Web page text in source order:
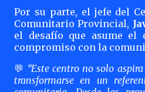
Por su parte, el jefe del
Comunitario Provincial,
el desafío que asume el
compromiso con la
💬 “Este centro no solo
transformarse en un